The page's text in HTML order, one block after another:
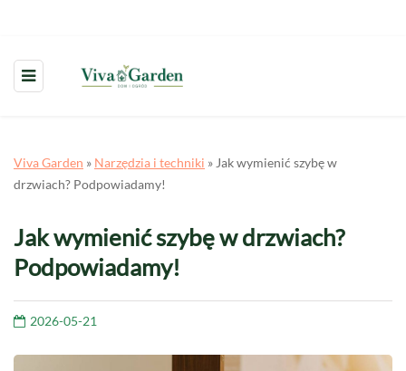
Viva Garden » Narzędzia i techniki » Jak wymienić szybę w
drzwiach? Podpowiadamy!
Jak wymienić szybę w drzwiach?
Podpowiadamy!
2026-05-21